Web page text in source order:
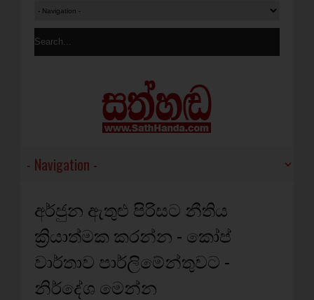
අර්ජුන ඇතුළු පිරිසට නීතිය
ක්‍රියාත්මක කරන්න - කෝප්
වාර්තාව පාර්ලිමේන්තුවට -
නිර්දේශ මෙන්න